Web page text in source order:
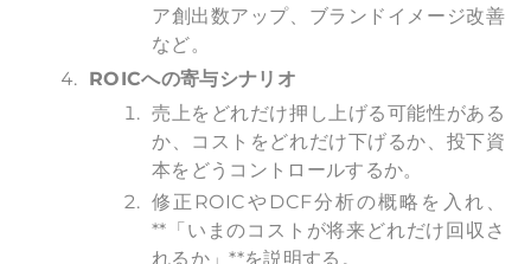
ア創出数アップ、ブランドイメージ改善
など。
ROICへの寄与シナリオ
売上をどれだけ押し上げる可能性がある
か、コストをどれだけ下げるか、投下資
本をどうコントロールするか。
修正ROICやDCF分析の概略を入れ、
**「いまのコストが将来どれだけ回収さ
れるか」**を説明する。